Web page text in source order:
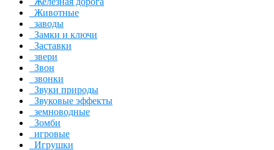
Животные
заводы
Замки и ключи
Заставки
звери
Звон
звонки
Звуки природы
Звуковые эффекты
земноводные
Зомби
игровые
Игрушки